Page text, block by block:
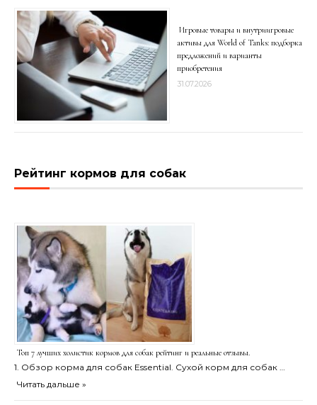
Игровые товары и внутриигровые
активы для World of Tanks: подборка
предложений и варианты
приобретения
31.07.2026
Рейтинг кормов для собак
Топ 7 лучших холистик кормов для собак рейтинг и реальные отзывы.
1. Обзор корма для собак Essential. Сухой корм для собак …
Читать дальше »